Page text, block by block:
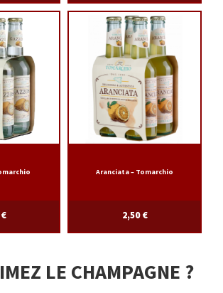
€
Aranciata – Tomarchio
2,50€
LE CHAMPAGNE ?